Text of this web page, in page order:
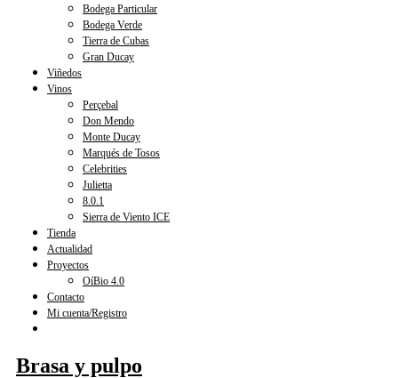
Bodega Particular
Bodega Verde
Tierra de Cubas
Gran Ducay
Viñedos
Vinos
Perçebal
Don Mendo
Monte Ducay
Marqués de Tosos
Celebrities
Julietta
8.0.1
Sierra de Viento ICE
Tienda
Actualidad
Proyectos
OíBio 4.0
Contacto
Mi cuenta/Registro
Brasa y pulpo